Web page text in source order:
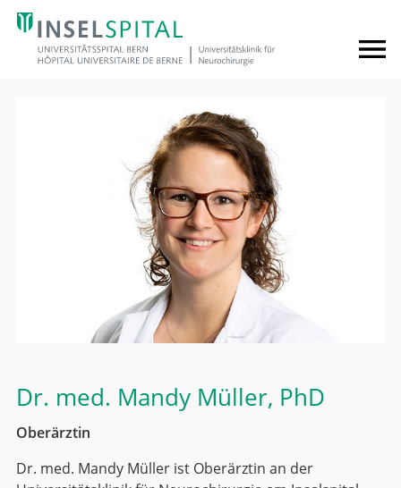
Dr. med. Mandy Müller, PhD
Oberärztin
Dr. med. Mandy Müller ist Oberärztin an der